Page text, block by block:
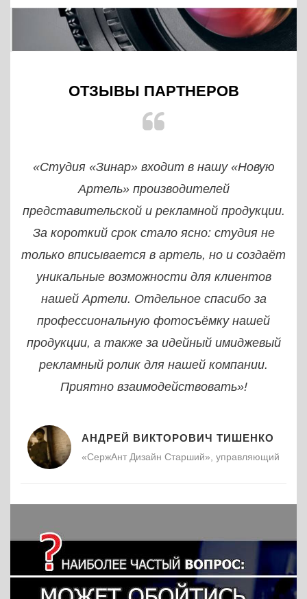
ОТЗЫВЫ ПАРТНЕРОВ
«Студия «Зинар» входит в нашу «Новую
Артель» производителей
представительской и рекламной продукции.
За короткий срок стало ясно: студия не
только вписывается в артель, но и создаёт
уникальные возможности для клиентов
нашей Артели. Отдельное спасибо за
профессиональную фотосъёмку нашей
продукции, а также за идейный имиджевый
рекламный ролик для нашей компании.
Приятно взаимодействовать»!
АНДРЕЙ ВИКТОРОВИЧ ТИШЕНКО
«СержАнт Дизайн Старший», управляющий